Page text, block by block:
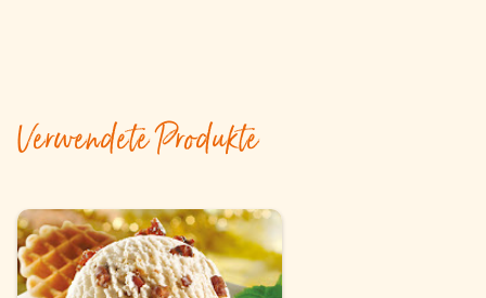
AGB & Datenschutz
Verwendete Produkte